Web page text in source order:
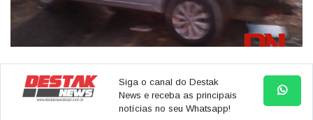
Siga o canal do Destak
News e receba as principais
notícias no seu Whatsapp!